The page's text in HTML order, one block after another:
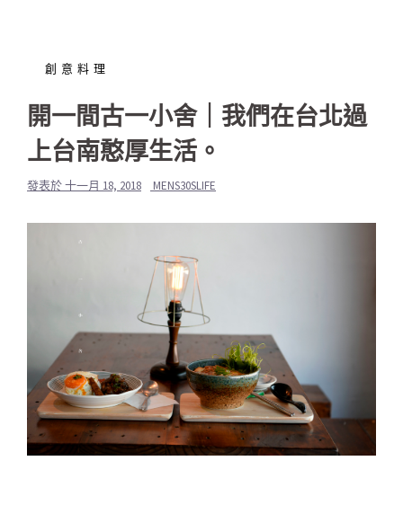
創意料理
開一間古一小舍｜我們在台北過
上台南憨厚生活。
發表於十一月 18, 2018 MENS30SLIFE